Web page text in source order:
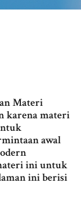
Materi
karena materi
awal
ini untuk
ini berisi